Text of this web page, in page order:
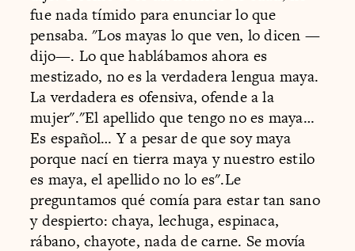
fue nada tímido para enunciar lo que
pensaba. "Los mayas lo que ven, lo dicen —
dijo—. Lo que hablábamos ahora es
mestizado, no es la verdadera lengua maya.
La verdadera es ofensiva, ofende a la
mujer"."El apellido que tengo no es maya…
Es español… Y a pesar de que soy maya
porque nací en tierra maya y nuestro estilo
es maya, el apellido no lo es".Le
preguntamos qué comía para estar tan sano
y despierto: chaya, lechuga, espinaca,
rábano, chayote, nada de carne. Se movía